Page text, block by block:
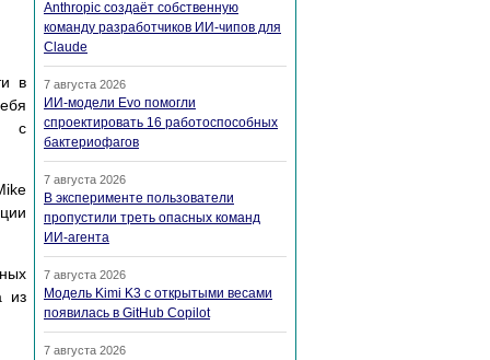
в
с
из
Anthropic создаёт собственную
команду разработчиков ИИ-чипов для
Claude
7 августа 2026
ИИ-модели Evo помогли
спроектировать 16 работоспособных
бактериофагов
7 августа 2026
В эксперименте пользователи
пропустили треть опасных команд
ИИ-агента
7 августа 2026
Модель Kimi K3 с открытыми весами
появилась в GitHub Copilot
7 августа 2026